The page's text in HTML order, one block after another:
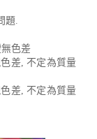
題.
色差
差, 不定為質量
差, 不定為質量